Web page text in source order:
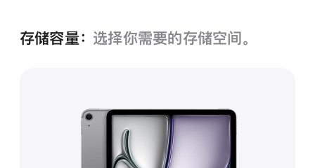
存储容量： 选择你需要的存储空间。